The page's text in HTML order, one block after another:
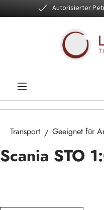
Zum Hauptinhalt springen
Autorisierter
Transport Geeignet für
Scania STO